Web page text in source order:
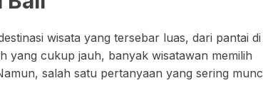
wisata yang tersebar luas, dari pantai
yang cukup jauh, banyak wisatawan memilih
salah satu pertanyaan yang sering